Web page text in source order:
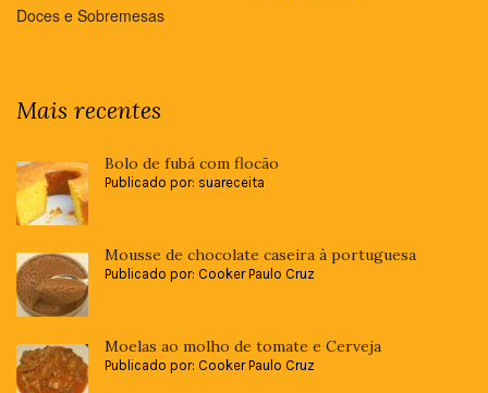
Doces e Sobremesas
Mais recentes
Bolo de fubá com flocão
Publicado por: suareceita
Mousse de chocolate caseira à portuguesa
Publicado por: Cooker Paulo Cruz
Moelas ao molho de tomate e Cerveja
Publicado por: Cooker Paulo Cruz